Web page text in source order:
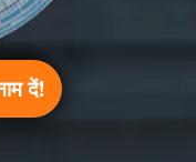
दें!